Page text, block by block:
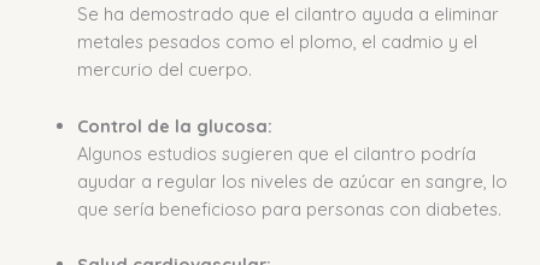
Se ha demostrado que el cilantro ayuda a eliminar
metales pesados como el plomo, el cadmio y el
mercurio del cuerpo.
Control de la glucosa:
Algunos estudios sugieren que el cilantro podría
ayudar a regular los niveles de azúcar en sangre, lo
que sería beneficioso para personas con diabetes.